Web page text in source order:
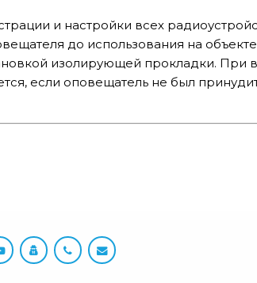
и настройки всех
до использования на
изолирующей прокладки. При
если оповещатель не был